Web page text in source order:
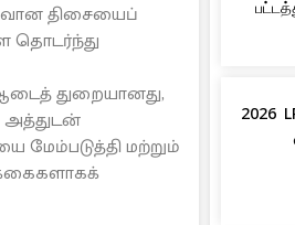
திசையைப்
தொடர்ந்து
துறையானது,
அத்துடன்
மற்றும்
2026